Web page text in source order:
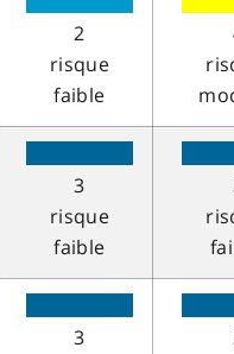
2
risque
faible
3
risque
faible
3